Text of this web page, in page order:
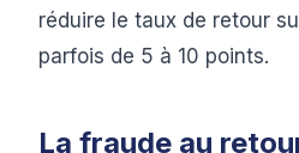
réduire le taux de retour
parfois de 5 à 10 points.
La fraude au